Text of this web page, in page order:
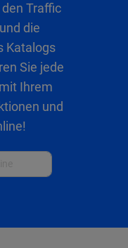
Traffic
die
Katalogs
Sie jede
Ihrem
und